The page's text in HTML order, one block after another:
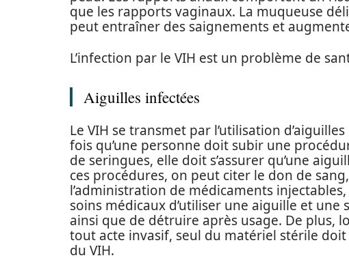
que les rapports vaginaux. La muqueuse
peut entraîner des saignements et
L’infection par le VIH est un problème de
Aiguilles infectées
Le VIH se transmet par l’utilisation
fois qu’une personne doit subir une
de seringues, elle doit s’assurer qu’une
ces procédures, on peut citer le don de
l’administration de médicaments
soins médicaux d’utiliser une aiguille et
ainsi que de détruire après usage. De plus,
tout acte invasif, seul du matériel stérile
du VIH.